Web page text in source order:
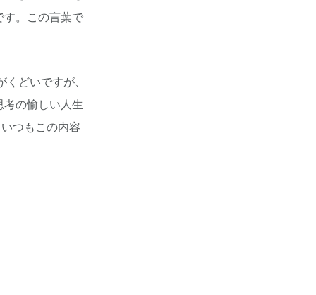
す。この言葉で
どいですが、
考の愉しい人生
つもこの内容